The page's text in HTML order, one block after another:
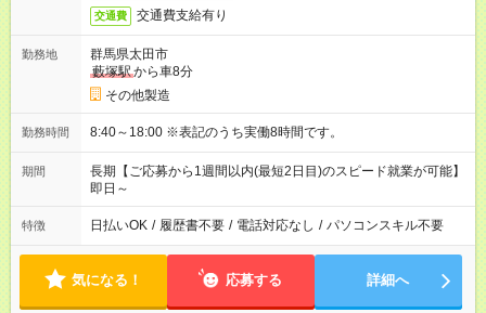
交通費 交通費支給有り
勤務地
群馬県太田市
藪塚駅から車8分
その他製造
勤務時間 8:40～18:00 ※表記のうち実働8時間です。
期間
長期【ご応募から1週間以内(最短2日目)のスピード就業が可能】
即日～
特徴 日払いOK / 履歴書不要 / 電話対応なし / パソコンスキル不要
気になる！ 応募する 詳細へ